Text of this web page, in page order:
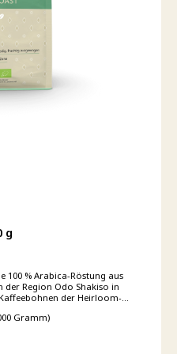
g
100 % Arabica-Röstung aus
Region Odo Shakiso in
der Heirloom-
mit beerigen und
Tiefe entwickelt.
Gramm)